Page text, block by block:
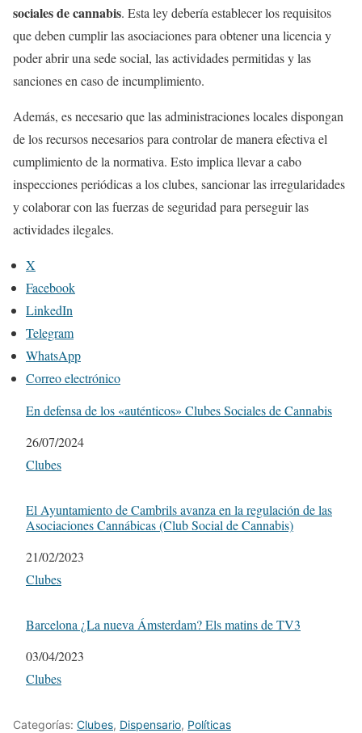
sociales de cannabis. Esta ley debería establecer los requisitos
que deben cumplir las asociaciones para obtener una licencia y
poder abrir una sede social, las actividades permitidas y las
sanciones en caso de incumplimiento.
Además, es necesario que las administraciones locales dispongan
de los recursos necesarios para controlar de manera efectiva el
cumplimiento de la normativa. Esto implica llevar a cabo
inspecciones periódicas a los clubes, sancionar las irregularidades
y colaborar con las fuerzas de seguridad para perseguir las
actividades ilegales.
X
Facebook
LinkedIn
Telegram
WhatsApp
Correo electrónico
En defensa de los «auténticos» Clubes Sociales de Cannabis
Fecha
26/07/2024
Respecto a
Clubes
El Ayuntamiento de Cambrils avanza en la regulación de las
Asociaciones Cannábicas (Club Social de Cannabis)
Fecha
21/02/2023
Respecto a
Clubes
Barcelona ¿La nueva Ámsterdam? Els matins de TV3
Fecha
03/04/2023
Respecto a
Clubes
Categorías: Clubes, Dispensario, Políticas